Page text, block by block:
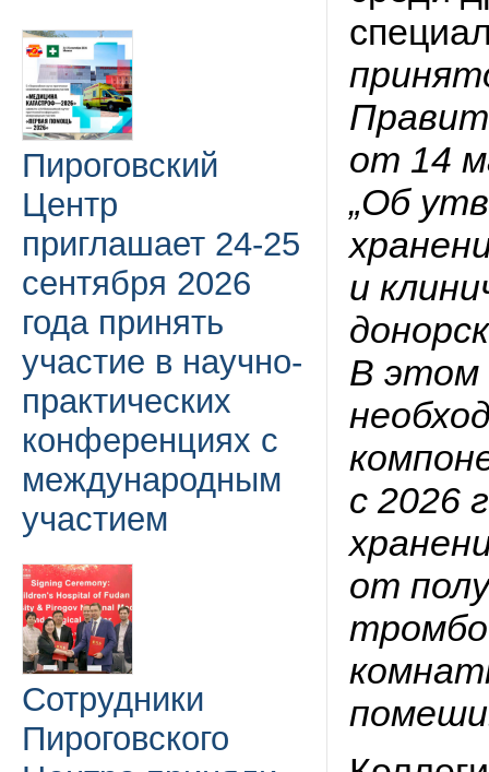
Пироговский
Центр
приглашает 24-25
сентября 2026
года принять
участие в научно-
практических
конференциях с
международным
участием
Сотрудники
Пироговского
от 14
„Об
и
В этом
с 2026
от